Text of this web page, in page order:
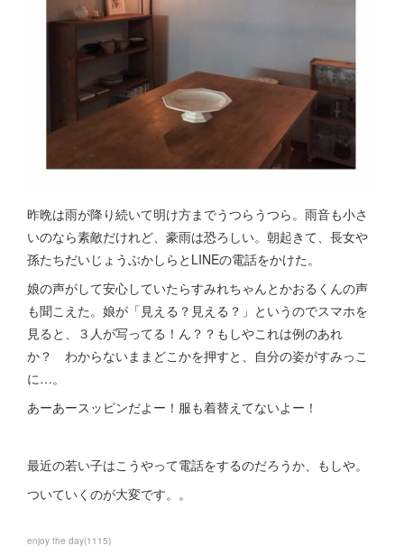
昨晩は雨が降り続いて明け方までうつらうつら。雨音も小さ
いのなら素敵だけれど、豪雨は恐ろしい。朝起きて、長女や
孫たちだいじょうぶかしらとLINEの電話をかけた。
娘の声がして安心していたらすみれちゃんとかおるくんの声
も聞こえた。娘が「見える？見える？」というのでスマホを
見ると、３人が写ってる！ん？？もしやこれは例のあれ
か？ わからないままどこかを押すと、自分の姿がすみっこ
に…。
あーあースッピンだよー！服も着替えてないよー！
最近の若い子はこうやって電話をするのだろうか、もしや。
ついていくのが大変です。。
enjoy the day(1115)